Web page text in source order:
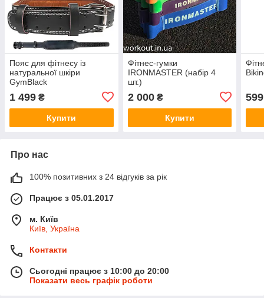
Пояс для фітнесу із
натуральної шкіри
GymBlack
1 499 ₴
Купити
Фітнес-гумки
IRONMASTER (набір 4
шт.)
2 000₴
Купити
599
Про нас
100% позитивних з 24 відгуків за рік
Працює з 05.01.2017
м. Київ
Київ, Україна
Контакти
Сьогодні працює з 10:00 до 20:00
Показати весь графік роботи